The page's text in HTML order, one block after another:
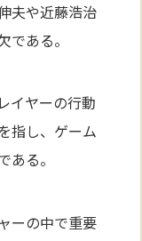
夫や近藤浩治
である。
イヤーの行動
指し、ゲーム
る。
ーの中で重要